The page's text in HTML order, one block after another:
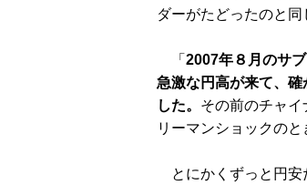
ダーがたどったのと同
「 2007年８月のサ
急激な円高が来て、
した。 その前のチャイ
リーマンショックのと
とにかくずっと円安